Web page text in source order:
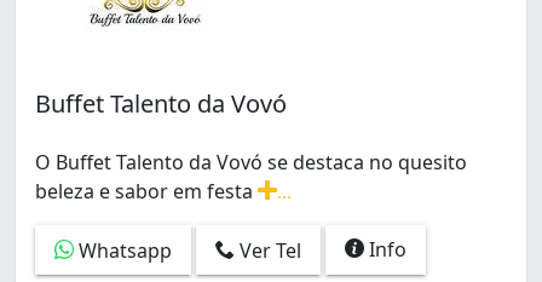
Buffet Talento da Vovó
O Buffet Talento da Vovó se destaca no quesito
beleza e sabor em festa
Whatsapp
Ver Tel Info